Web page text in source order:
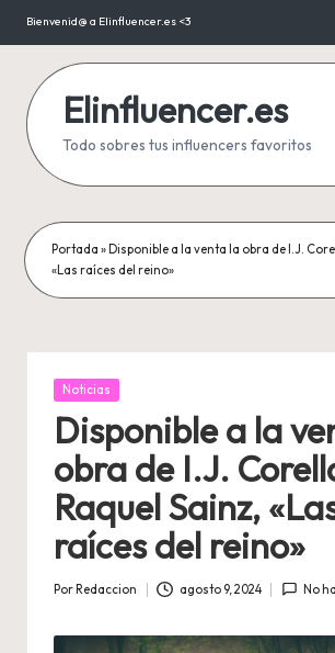
Saltar
contenido
Bienvenid@ a Elinfluencer.es <3
Elinfluencer.es
Todo sobres tus influencers favoritos
Portada » Disponible a la venta la obra de I.J.
«Las raíces del reino»
Publicada
Noticias
Disponible a la
obra de I.J.
Raquel Sainz,
raíces del reino»
Por Redaccion agosto 9, 2024 No